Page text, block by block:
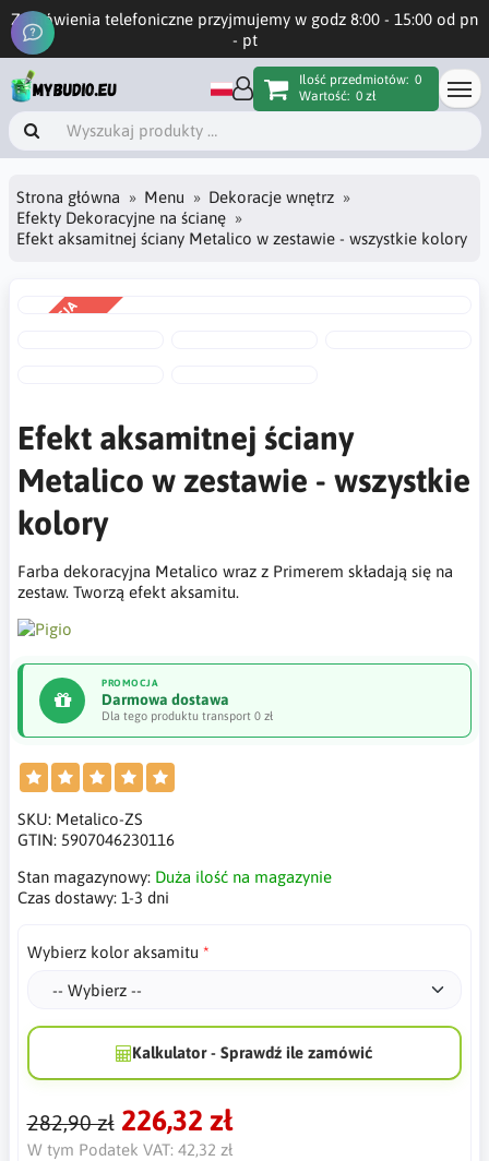
Zamówienia telefoniczne przyjmujemy w godz 8:00 - 15:00 od pn
- pt
Ilość przedmiotów: 0
Wartość: 0 zł
Strona główna Menu
Dekoracje wnętrz
Efekty Dekoracyjne na ścianę
Efekt aksamitnej ściany Metalico w zestawie - wszystkie kolory
PROMOCJA
Efekt aksamitnej ściany
Metalico w zestawie - wszystkie
kolory
Farba dekoracyjna Metalico wraz z Primerem składają się na
zestaw. Tworzą efekt aksamitu.
PROMOCJA
Darmowa dostawa
Dla tego produktu transport 0 zł
SKU: Metalico-ZS
GTIN: 5907046230116
Stan magazynowy: Duża ilość na magazynie
Czas dostawy: 1-3 dni
Wybierz kolor aksamitu
Kalkulator - Sprawdź ile zamówić
282,90 zł 226,32 zł
W tym Podatek VAT: 42,32 zł